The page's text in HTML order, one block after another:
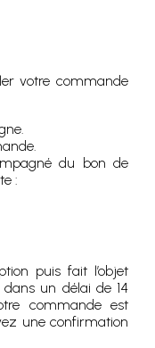
votre commande
du bon de
:
puis fait l’objet
un délai de 14
commande est
une confirmation